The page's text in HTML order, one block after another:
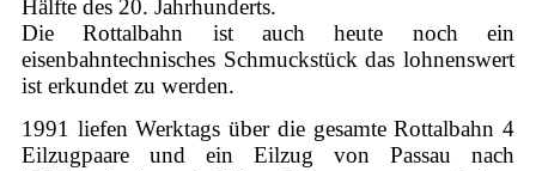
Hälfte des 20. Jahrhunderts.
Die Rottalbahn ist auch heute noch ein
eisenbahntechnisches Schmuckstück das lohnenswert
ist erkundet zu werden.
1991 liefen Werktags über die gesamte Rottalbahn 4
Eilzugpaare und ein Eilzug von Passau nach